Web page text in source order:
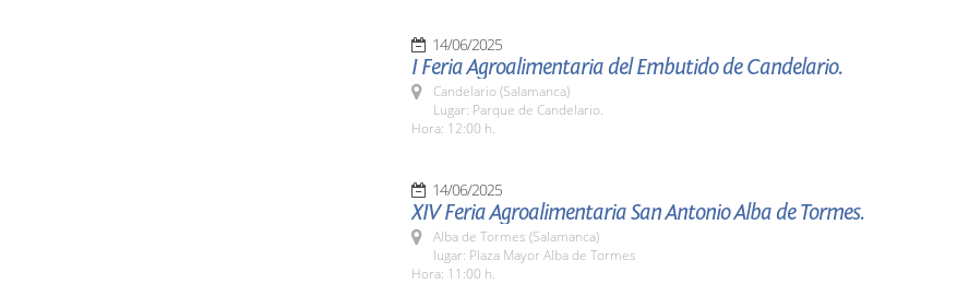
14/06/2025
I Feria Agroalimentaria del Embutido de Candelario.
Candelario (Salamanca)
Lugar: Parque de Candelario.
Hora: 12:00 h.
14/06/2025
XIV Feria Agroalimentaria San Antonio Alba de Tormes.
Alba de Tormes (Salamanca)
lugar: Plaza Mayor Alba de Tormes
Hora: 11:00 h.